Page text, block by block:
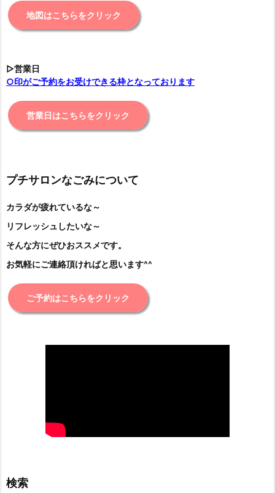
地図はこちらをクリック
▷営業日
○印がご予約をお受けできる枠となっております
営業日はこちらをクリック
プチサロンなごみについて
カラダが疲れているな～
リフレッシュしたいな～
そんな方にぜひおススメです。
お気軽にご連絡頂ければと思います^^
ご予約はこちらをクリック
検索